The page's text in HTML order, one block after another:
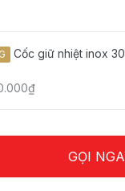
Cốc giữ nhiệt inox
GỌI